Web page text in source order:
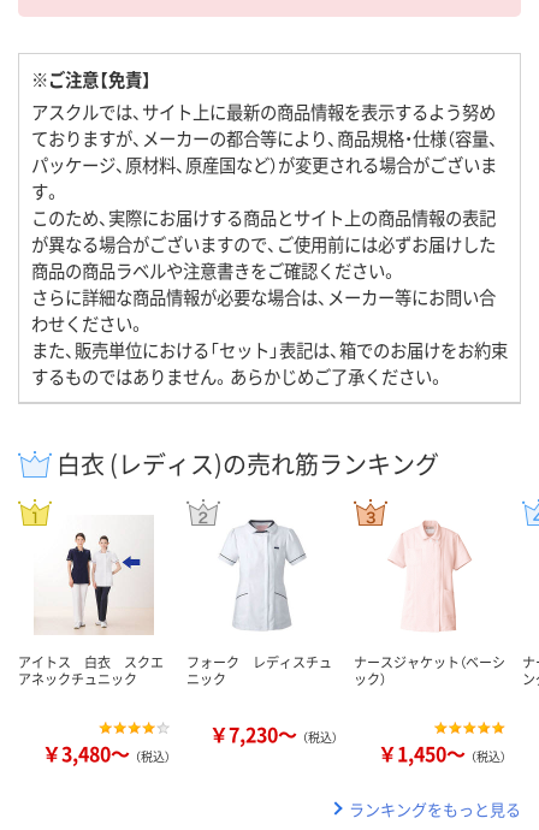
※ご注意【免責】
アスクルでは、サイト上に最新の商品情報を表示するよう努め
ておりますが、メーカーの都合等により、商品規格・仕様（容量、
パッケージ、原材料、原産国など）が変更される場合がございま
す。
このため、実際にお届けする商品とサイト上の商品情報の表記
が異なる場合がございますので、ご使用前には必ずお届けした
商品の商品ラベルや注意書きをご確認ください。
さらに詳細な商品情報が必要な場合は、メーカー等にお問い合
わせください。
また、販売単位における「セット」表記は、箱でのお届けをお約束
するものではありません。あらかじめご了承ください。
白衣 (レディス)の売れ筋ランキング
アイトス 白衣 スクエ
アネックチュニック
￥3,480～ （税込）
フォーク レディスチュ
ニック
￥7,230～ （税込）
ナースジャケット（ベーシ
ック）
￥1,450～ （税込）
ナ
ン
ランキングをもっと見る